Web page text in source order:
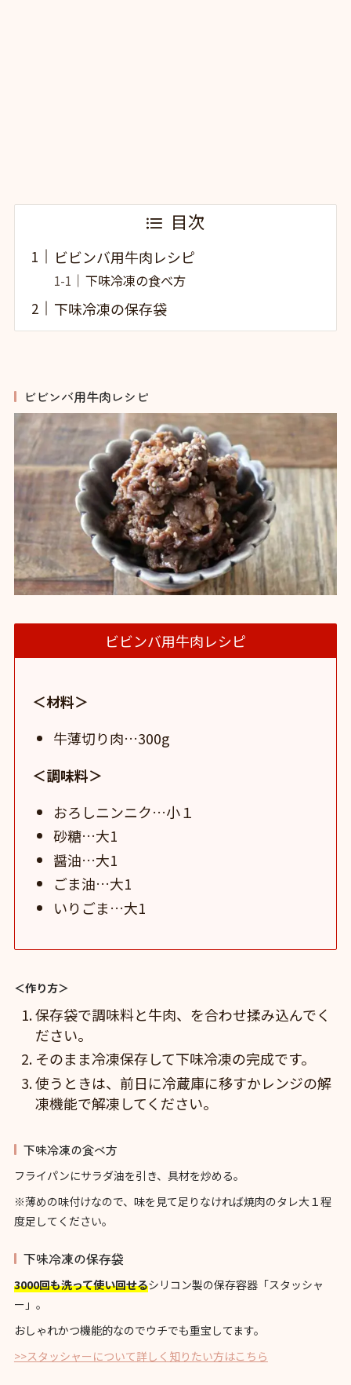
目次
ビビンバ用牛肉レシピ
下味冷凍の食べ方
下味冷凍の保存袋
ビビンバ用牛肉レシピ
ビビンバ用牛肉レシピ
＜材料＞
牛薄切り肉…300g
＜調味料＞
おろしニンニク…小１
砂糖…大1
醤油…大1
ごま油…大1
いりごま…大1
＜作り方＞
保存袋で調味料と牛肉、を合わせ揉み込んでく
ださい。
そのまま冷凍保存して下味冷凍の完成です。
使うときは、前日に冷蔵庫に移すかレンジの解
凍機能で解凍してください。
下味冷凍の食べ方
フライパンにサラダ油を引き、具材を炒める。
※薄めの味付けなので、味を見て足りなければ焼肉のタレ大１程
度足してください。
下味冷凍の保存袋
3000回も洗って使い回せるシリコン製の保存容器「スタッシャ
ー」。
おしゃれかつ機能的なのでウチでも重宝してます。
>>スタッシャーについて詳しく知りたい方はこちら